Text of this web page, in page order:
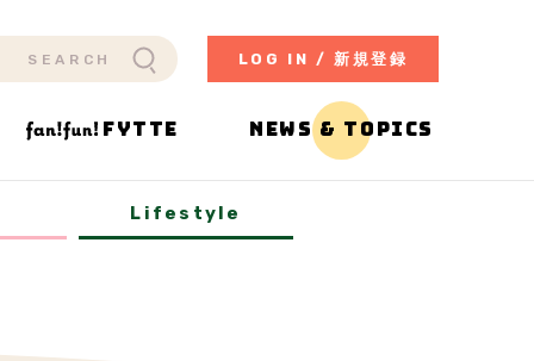
LOG IN / 新規登録
FYTTE NEWS & TOPICS
Lifestyle